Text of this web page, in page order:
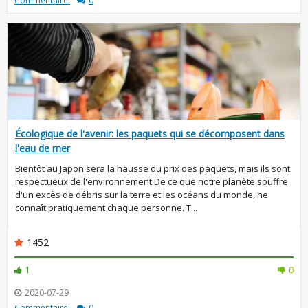
Écologique de l'avenir: les paquets qui se décomposent dans
l'eau de mer
Bientôt au Japon sera la hausse du prix des paquets, mais ils sont
respectueux de l'environnement De ce que notre planète souffre
d'un excès de débris sur la terre et les océans du monde, ne
connaît pratiquement chaque personne. T...
1452
1
0
2020-07-29